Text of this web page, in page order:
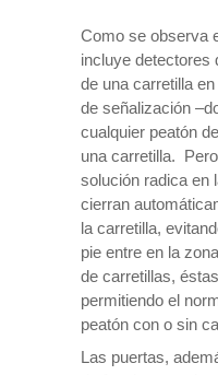
Como se observa
incluye detectores
de una carretilla
de señalización
cualquier peatón
una carretilla.
solución radica en
cierran
la carretilla,
pie entre en la
de carretillas,
permitiendo el
peatón con o sin
Las puertas,